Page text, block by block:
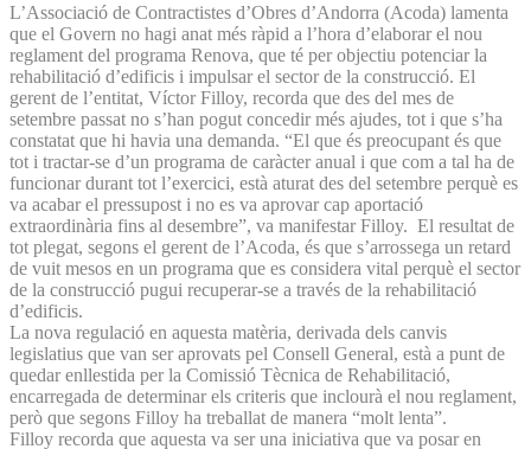
L’Associació de Contractistes d’Obres d’Andorra (Acoda) lamenta
que el Govern no hagi anat més ràpid a l’hora d’elaborar el nou
reglament del programa Renova, que té per objectiu potenciar la
rehabilitació d’edificis i impulsar el sector de la construcció. El
gerent de l’entitat, Víctor Filloy, recorda que des del mes de
setembre passat no s’han pogut concedir més ajudes, tot i que s’ha
constatat que hi havia una demanda. “El que és preocupant és que
tot i tractar-se d’un programa de caràcter anual i que com a tal ha de
funcionar durant tot l’exercici, està aturat des del setembre perquè es
va acabar el pressupost i no es va aprovar cap aportació
extraordinària fins al desembre”, va manifestar Filloy. El resultat de
tot plegat, segons el gerent de l’Acoda, és que s’arrossega un retard
de vuit mesos en un programa que es considera vital perquè el sector
de la construcció pugui recuperar-se a través de la rehabilitació
d’edificis.
La nova regulació en aquesta matèria, derivada dels canvis
legislatius que van ser aprovats pel Consell General, està a punt de
quedar enllestida per la Comissió Tècnica de Rehabilitació,
encarregada de determinar els criteris que inclourà el nou reglament,
però que segons Filloy ha treballat de manera “molt lenta”.
Filloy recorda que aquesta va ser una iniciativa que va posar en